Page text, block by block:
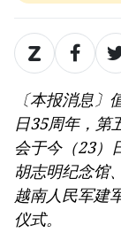
〔本报消息
日35周年，第
会于今（23）
胡志明纪念馆
越南人民军建
仪式。